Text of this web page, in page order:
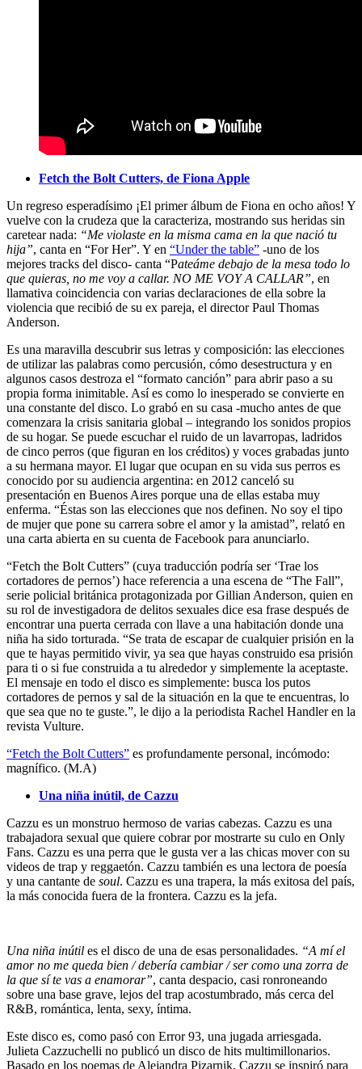
Fetch the Bolt Cutters, de Fiona Apple
Un regreso esperadísimo ¡El primer álbum de Fiona en ocho años! Y
vuelve con la crudeza que la caracteriza, mostrando sus heridas sin
caretear nada: “Me violaste en la misma cama en la que nació tu
hija”, canta en “For Her”. Y en “Under the table” -uno de los
mejores tracks del disco- canta “Pateáme debajo de la mesa todo lo
que quieras, no me voy a callar. NO ME VOY A CALLAR”, en
llamativa coincidencia con varias declaraciones de ella sobre la
violencia que recibió de su ex pareja, el director Paul Thomas
Anderson.
Es una maravilla descubrir sus letras y composición: las elecciones
de utilizar las palabras como percusión, cómo desestructura y en
algunos casos destroza el “formato canción” para abrir paso a su
propia forma inimitable. Así es como lo inesperado se convierte en
una constante del disco. Lo grabó en su casa -mucho antes de que
comenzara la crisis sanitaria global – integrando los sonidos propios
de su hogar. Se puede escuchar el ruido de un lavarropas, ladridos
de cinco perros (que figuran en los créditos) y voces grabadas junto
a su hermana mayor. El lugar que ocupan en su vida sus perros es
conocido por su audiencia argentina: en 2012 canceló su
presentación en Buenos Aires porque una de ellas estaba muy
enferma. “Éstas son las elecciones que nos definen. No soy el tipo
de mujer que pone su carrera sobre el amor y la amistad”, relató en
una carta abierta en su cuenta de Facebook para anunciarlo.
“Fetch the Bolt Cutters” (cuya traducción podría ser ‘Trae los
cortadores de pernos’) hace referencia a una escena de “The Fall”,
serie policial británica protagonizada por Gillian Anderson, quien en
su rol de investigadora de delitos sexuales dice esa frase después de
encontrar una puerta cerrada con llave a una habitación donde una
niña ha sido torturada. “Se trata de escapar de cualquier prisión en la
que te hayas permitido vivir, ya sea que hayas construido esa prisión
para ti o si fue construida a tu alrededor y simplemente la aceptaste.
El mensaje en todo el disco es simplemente: busca los putos
cortadores de pernos y sal de la situación en la que te encuentras, lo
que sea que no te guste.”, le dijo a la periodista Rachel Handler en la
revista Vulture.
“Fetch the Bolt Cutters” es profundamente personal, incómodo:
magnífico. (M.A)
Una niña inútil, de Cazzu
Cazzu es un monstruo hermoso de varias cabezas. Cazzu es una
trabajadora sexual que quiere cobrar por mostrarte su culo en Only
Fans. Cazzu es una perra que le gusta ver a las chicas mover con su
videos de trap y reggaetón. Cazzu también es una lectora de poesía
y una cantante de soul. Cazzu es una trapera, la más exitosa del país,
la más conocida fuera de la frontera. Cazzu es la jefa.
Una niña inútil es el disco de una de esas personalidades. “A mí el
amor no me queda bien / debería cambiar / ser como una zorra de
la que sí te vas a enamorar”, canta despacio, casi ronroneando
sobre una base grave, lejos del trap acostumbrado, más cerca del
R&B, romántica, lenta, sexy, íntima.
Este disco es, como pasó con Error 93, una jugada arriesgada.
Julieta Cazzuchelli no publicó un disco de hits multimillonarios.
Basado en los poemas de Alejandra Pizarnik, Cazzu se inspiró para